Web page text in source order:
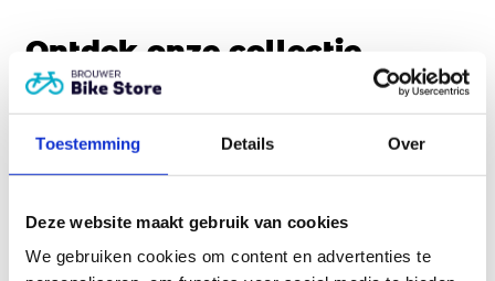
Toestemming Details Over
Deze website maakt gebruik van cookies
We gebruiken cookies om content en advertenties te
Ontdek onze collectie